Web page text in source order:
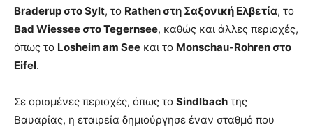
Braderup στο Sylt, το Rathen στη Σαξονική Ελβετία, το
Bad Wiessee στο Tegernsee, καθώς και άλλες περιοχές,
όπως το Losheim am See και το Monschau-Rohren στο
Eifel.
Σε ορισμένες περιοχές, όπως το Sindlbach της
Βαυαρίας, η εταιρεία δημιούργησε έναν σταθμό που